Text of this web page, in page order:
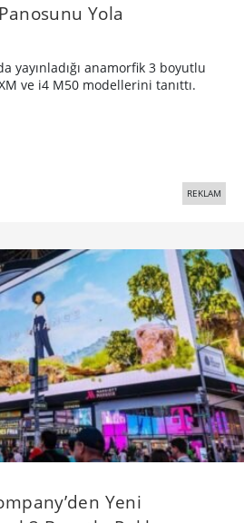
Yola
yayınladığı anamorfik 3 boyutlu
ve i4 M50 modellerini tanıttı.
REKLAM
Yeni